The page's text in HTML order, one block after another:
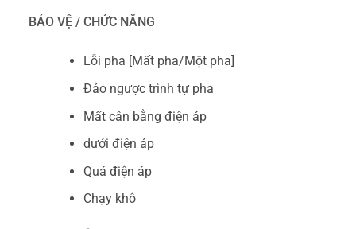
BẢO VỆ / CHỨC NĂNG
Lỗi pha [Mất pha/Một pha]
Đảo ngược trình tự pha
Mất cân bằng điện áp
dưới điện áp
Quá điện áp
Chạy khô